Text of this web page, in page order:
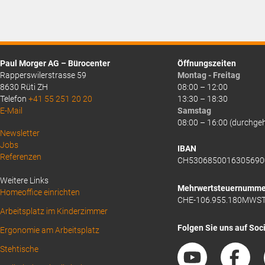
Paul Morger AG – Bürocenter
Rapperswilerstrasse 59
8630 Rüti ZH
Telefon +41 55 251 20 20
E-Mail
Above
Footer
Newsletter
Jobs
Referenzen
Weitere Links
Homeoffice einrichten
Arbeitsplatz im Kinderzimmer
Ergonomie am Arbeitsplatz
Stehtische
Öffnungszeiten
Montag - Freitag
08:00 – 12:00
13:30 – 18:30
Samstag
08:00 – 16:00
IBAN
CHE-
Folgen Sie uns auf